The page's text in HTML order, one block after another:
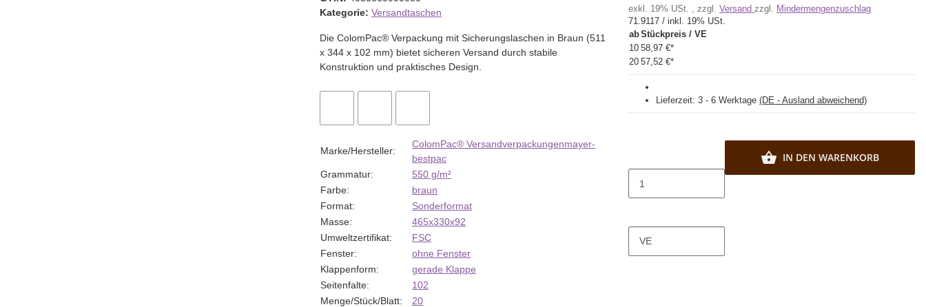
Kategorie: Versandtaschen
Die ColomPac® Verpackung mit Sicherungslaschen in Braun (511
x 344 x 102 mm) bietet sicheren Versand durch stabile
Konstruktion und praktisches Design.
Marke/Hersteller:
ColomPac® Versandverpackungenmayer-
bestpac
Grammatur:
550 g/m²
Farbe:
braun
Format:
Sonderformat
Masse:
465x330x92
Umweltzertifikat:
FSC
Fenster:
ohne Fenster
Klappenform:
gerade Klappe
Seitenfalte:
102
Menge/Stück/Blatt:
20
Lieferzeit: 3 - 6 Werktage (DE - Ausland abweichend)
exkl. 19% USt. , zzgl. Versand zzgl. Mindermengenzuschlag
71.9117 / inkl. 19% USt.
abStückpreis / VE
10 58,97 €*
20 57,52 €*
VE
IN DEN WARENKORB